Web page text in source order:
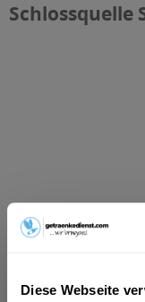
Diese Webseite
Schlossquelle
ab 7,69 € *